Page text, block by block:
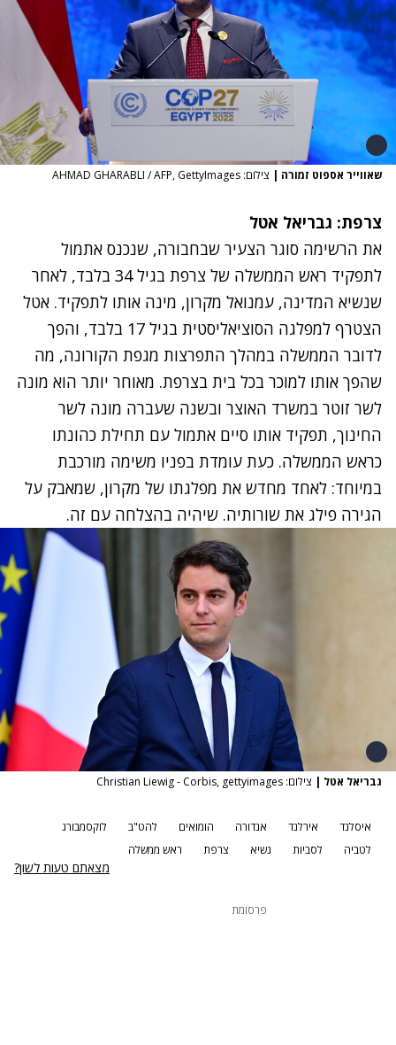
שאווייר אספוט זמורה | צילום: AHMAD GHARABLI / AFP, GettyImages
צרפת: גבריאל אטל
את הרשימה סוגר הצעיר שבחבורה, שנכנס אתמול
לתפקיד ראש הממשלה של צרפת בגיל 34 בלבד, לאחר
שנשיא המדינה, עמנואל מקרון, מינה אותו לתפקיד. אטל
הצטרף למפלגה הסוציאליסטית בגיל 17 בלבד, והפך
לדובר הממשלה במהלך התפרצות מגפת הקורונה, מה
שהפך אותו למוכר בכל בית בצרפת. מאוחר יותר הוא מונה
לשר זוטר במשרד האוצר ובשנה שעברה מונה לשר
החינוך, תפקיד אותו סיים אתמול עם תחילת כהונתו
כראש הממשלה. כעת עומדת בפניו משימה מורכבת
במיוחד: לאחד מחדש את מפלגתו של מקרון, שמאבק על
הגירה פילג את שורותיה. שיהיה בהצלחה עם זה.
גבריאל אטל | צילום: Christian Liewig - Corbis, gettyimages
איסלנד אירלנד אנדורה הומואים להט"ב
לוקסמבורג
לטביה
לסביות נשיא צרפת ראש ממשלה
מצאתם טעות לשון?
פרסומת